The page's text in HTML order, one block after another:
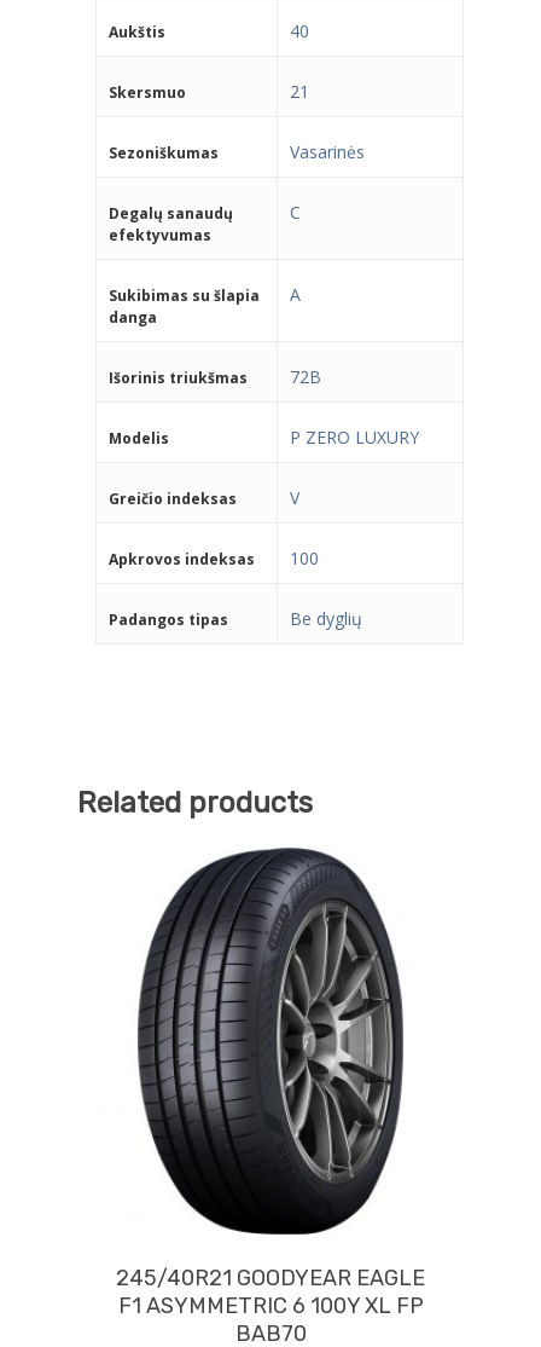
Aukštis 40
Skersmuo 21
Sezoniškumas Vasarinės
Degalų sanaudų
efektyvumas
C
Sukibimas su šlapia
danga
A
Išorinis triukšmas 72B
Modelis P ZERO LUXURY
Greičio indeksas V
Apkrovos indeksas 100
Padangos tipas Be dyglių
Related products
245/40R21 GOODYEAR EAGLE
F1 ASYMMETRIC 6 100Y XL FP
BAB70